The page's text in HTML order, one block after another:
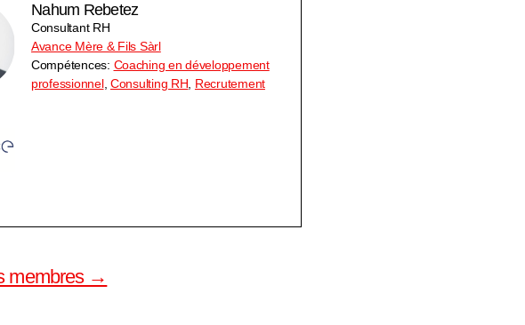
Nahum Rebetez
Consultant RH
Avance Mère & Fils Sàrl
Compétences: Coaching en développement
professionnel, Consulting RH Recrutement
membres →